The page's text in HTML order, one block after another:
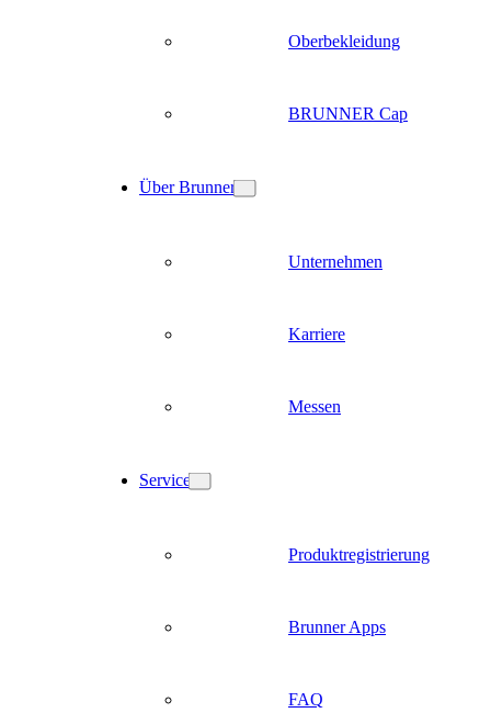
Oberbekleidung
BRUNNER Cap
Über Brunner
Unternehmen
Karriere
Messen
Service
Produktregistrierung
Brunner Apps
FAQ